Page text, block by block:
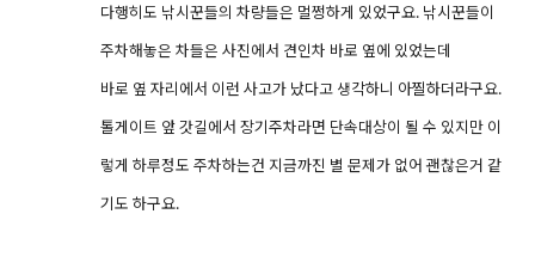
다행히도 낚시꾼들의 차량들은 멀쩡하게 있었구요. 낚시꾼들이
주차해놓은 차들은 사진에서 견인차 바로 옆에 있었는데
바로 옆 자리에서 이런 사고가 났다고 생각하니 아찔하더라구요.
톨게이트 앞 갓길에서 장기주차라면 단속대상이 될 수 있지만 이
렇게 하루정도 주차하는건 지금까진 별 문제가 없어 괜찮은거 같
기도 하구요.